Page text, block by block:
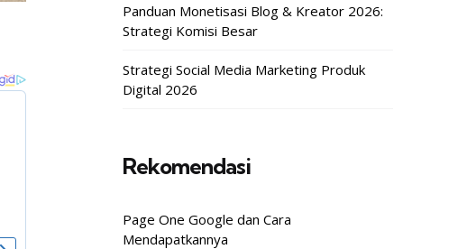
Panduan Monetisasi Blog & Kreator 2026:
Strategi Komisi Besar
Strategi Social Media Marketing Produk
Digital 2026
Rekomendasi
Page One Google dan Cara
Mendapatkannya